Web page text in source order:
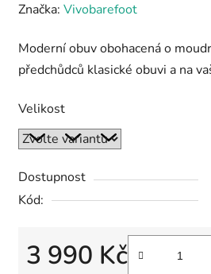
Značka: Vivobarefoot
Moderní obuv obohacená o
předchůdců klasické obuvi a na
Velikost
Dostupnost
Kód:
3 990 Kč